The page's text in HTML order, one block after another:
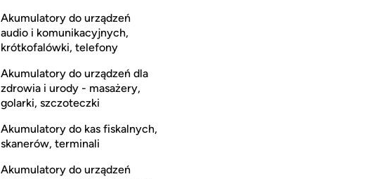
Akumulatory do urządzeń
audio i komunikacyjnych,
krótkofalówki, telefony
Akumulatory do urządzeń dla
zdrowia i urody - masażery,
golarki, szczoteczki
Akumulatory do kas fiskalnych,
skanerów, terminali
Akumulatory do urządzeń